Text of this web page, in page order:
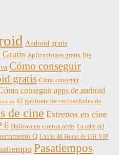
Android gratis
Gratis Aplicaciones gratis Big
Cómo conseguir
gratis Cómo conseguir
conseguir apps de android
El gabinete de curiosidades de
de cine Estrenos en cine
6 Halloween cuenta atrás La calle del
Q Límite 48 Horas de GH VIP
Pasatiempos